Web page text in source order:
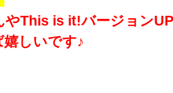
やThis is it!バージョン
しいです♪